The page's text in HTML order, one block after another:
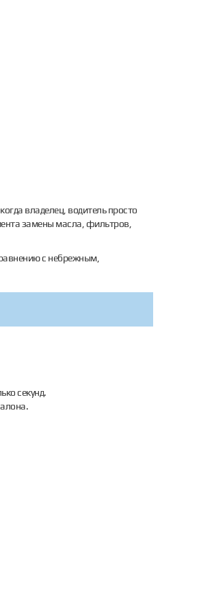
владелец, водитель просто
замены масла, фильтров,
с небрежным,
секунд.